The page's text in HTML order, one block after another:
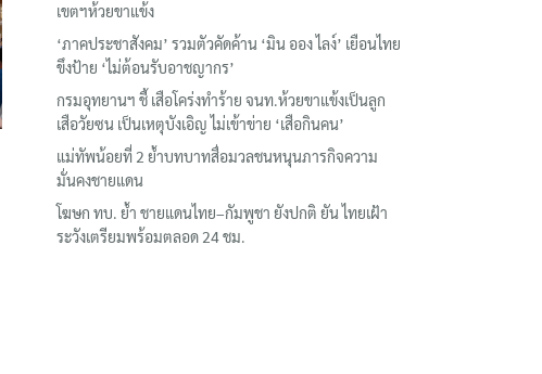
เขตฯห้วยขาแข้ง
‘ภาคประชาสังคม’ รวมตัวคัดค้าน ‘มิน ออง ไลง์’ เยือนไทย
ขึงป้าย ‘ไม่ต้อนรับอาชญากร’
กรมอุทยานฯ ชี้ เสือโคร่งทำร้าย จนท.ห้วยขาแข้งเป็นลูก
เสือวัยซน เป็นเหตุบังเอิญ ไม่เข้าข่าย ‘เสือกินคน’
แม่ทัพน้อยที่ 2 ย้ำบทบาทสื่อมวลชนหนุนภารกิจความ
มั่นคงชายแดน
โฆษก ทบ. ย้ำ ชายแดนไทย–กัมพูชา ยังปกติ ยัน ไทยเฝ้า
ระวังเตรียมพร้อมตลอด 24 ชม.